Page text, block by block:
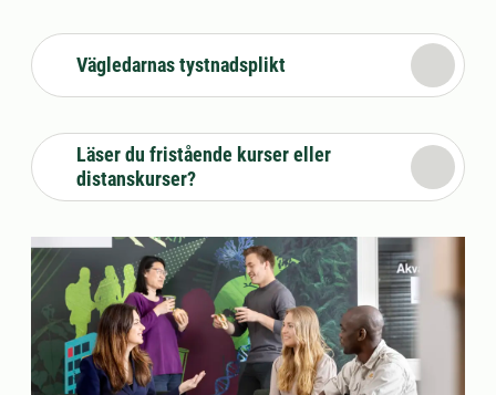
Vägledarnas tystnadsplikt
Läser du fristående kurser eller
distanskurser?